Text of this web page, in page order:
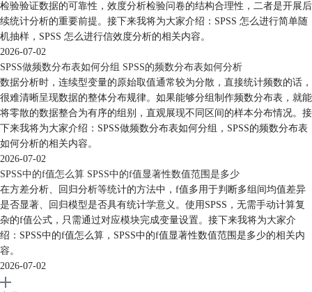
检验验证数据的可靠性，效度分析检验问卷的结构合理性，二者是开展后
续统计分析的重要前提。接下来我将为大家介绍：SPSS 怎么进行简单随
机抽样，SPSS 怎么进行信效度分析的相关内容。
2026-07-02
SPSS做频数分布表如何分组 SPSS的频数分布表如何分析
数据分析时，连续型变量的原始取值通常较为分散，直接统计频数的话，
很难清晰呈现数据的整体分布规律。如果能够分组制作频数分布表，就能
将零散的数据整合为有序的组别，直观展现不同区间的样本分布情况。接
下来我将为大家介绍：SPSS做频数分布表如何分组，SPSS的频数分布表
如何分析的相关内容。
2026-07-02
SPSS中的f值怎么算 SPSS中的f值显著性数值范围是多少
在方差分析、回归分析等统计的方法中，f值多用于判断多组间均值差异
是否显著、回归模型是否具有统计学意义。使用SPSS，无需手动计算复
杂的f值公式，只需通过对应模块完成变量设置。接下来我将为大家介
绍：SPSS中的f值怎么算，SPSS中的f值显著性数值范围是多少的相关内
容。
2026-07-02